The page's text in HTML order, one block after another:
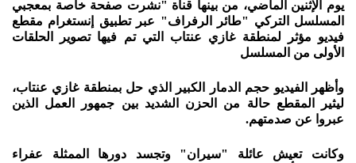
يوم الإثنين الماضي، من بينها قناة "نشرت صفحة خاصة بمعجبي
المسلسل التركي "طائر الرفراف" عبر تطبيق إنستغرام مقطع
فيديو مؤثر لمنطقة غازي عنتاب التي تم فيها تصوير الحلقات
الأولى من المسلسل
وأظهر الفيديو حجم الدمار الكبير الذي حل بمنطقة غازي عنتاب،
ليثير المقطع حالة من الحزن الشديد بين جمهور العمل الذين
عبروا عن صدمتهم.
وكانت تعيش عائلة "سيران" وتجسد دورها الممثلة عفراء